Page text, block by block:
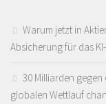
Warum jetzt in
Absicherung für das
30 Milliarden gegen
globalen Wettlauf